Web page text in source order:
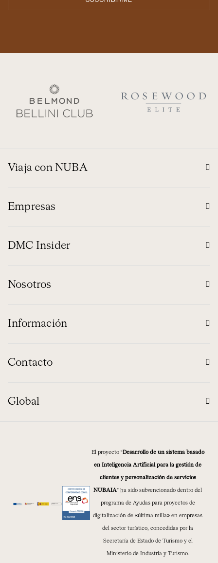
Viaja con NUBA
Empresas
DMC Insider
Nosotros
Información
Contacto
Global
El proyecto “Desarrollo de un sistema basado
en Inteligencia Artificial para la gestión de
clientes y personalización de servicios
NUBAIA” ha sido subvencionado dentro del
programa de Ayudas para proyectos de
digitalización de «última milla» en empresas
del sector turístico, concedidas por la
Secretaría de Estado de Turismo y el
Ministerio de Industria y Turismo.